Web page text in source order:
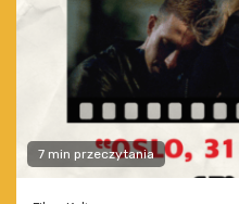
7 min przeczytania